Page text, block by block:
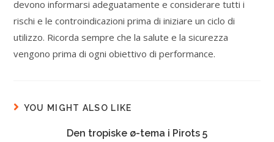
devono informarsi adeguatamente e considerare tutti i
rischi e le controindicazioni prima di iniziare un ciclo di
utilizzo. Ricorda sempre che la salute e la sicurezza
vengono prima di ogni obiettivo di performance.
YOU MIGHT ALSO LIKE
Den tropiske ø-tema i Pirots 5